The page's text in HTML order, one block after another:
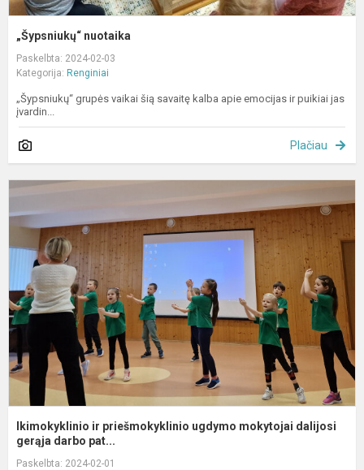
„Šypsniukų“ nuotaika
Paskelbta: 2024-02-03
Kategorija: Renginiai
„Šypsniukų“ grupės vaikai šią savaitę kalba apie emocijas ir puikiai jas
įvardin...
Plačiau
Ikimokyklinio ir priešmokyklinio ugdymo mokytojai dalijosi
gerąja darbo pat...
Paskelbta: 2024-02-01